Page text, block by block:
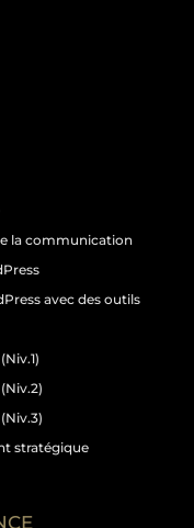
la communication
avec des outils
stratégique